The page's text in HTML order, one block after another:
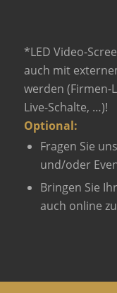
*LED Video-
auch mit
werden (Firmen-
Live-Schalte, …)!
Optional:
Fragen Sie
und/oder
Bringen Sie
auch online